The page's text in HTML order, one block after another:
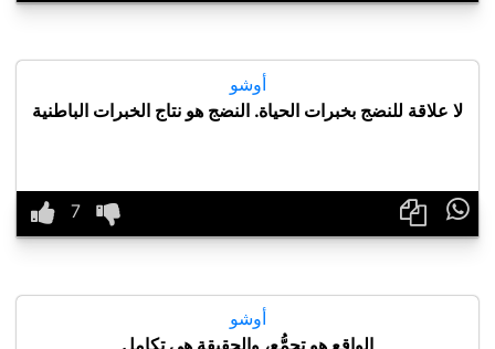
أوشو
لا علاقة للنضج بخبرات الحياة. النضج هو نتاج الخبرات الباطنية

أوشو